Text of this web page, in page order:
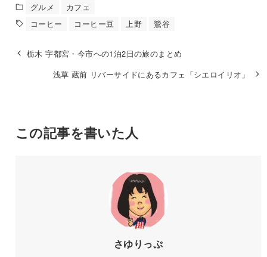
グルメ
カフェ
コーヒー
コーヒー豆 上野 鶯谷
栃木 宇都宮・今市への1泊2日の旅のまとめ
浅草 蔵前 リバーサイドにあるカフェ「シエロイリオ」
この記事を書いた人
さゆりっぷ